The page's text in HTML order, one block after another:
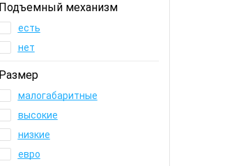
Подъемный механизм
есть
нет
Размер
малогабаритные
высокие
низкие
евро